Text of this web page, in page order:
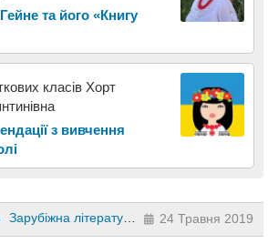
та його «Книгу
класів Хорт
з вивчення
Зарубіжна література 10 клас
24 Травня 2019